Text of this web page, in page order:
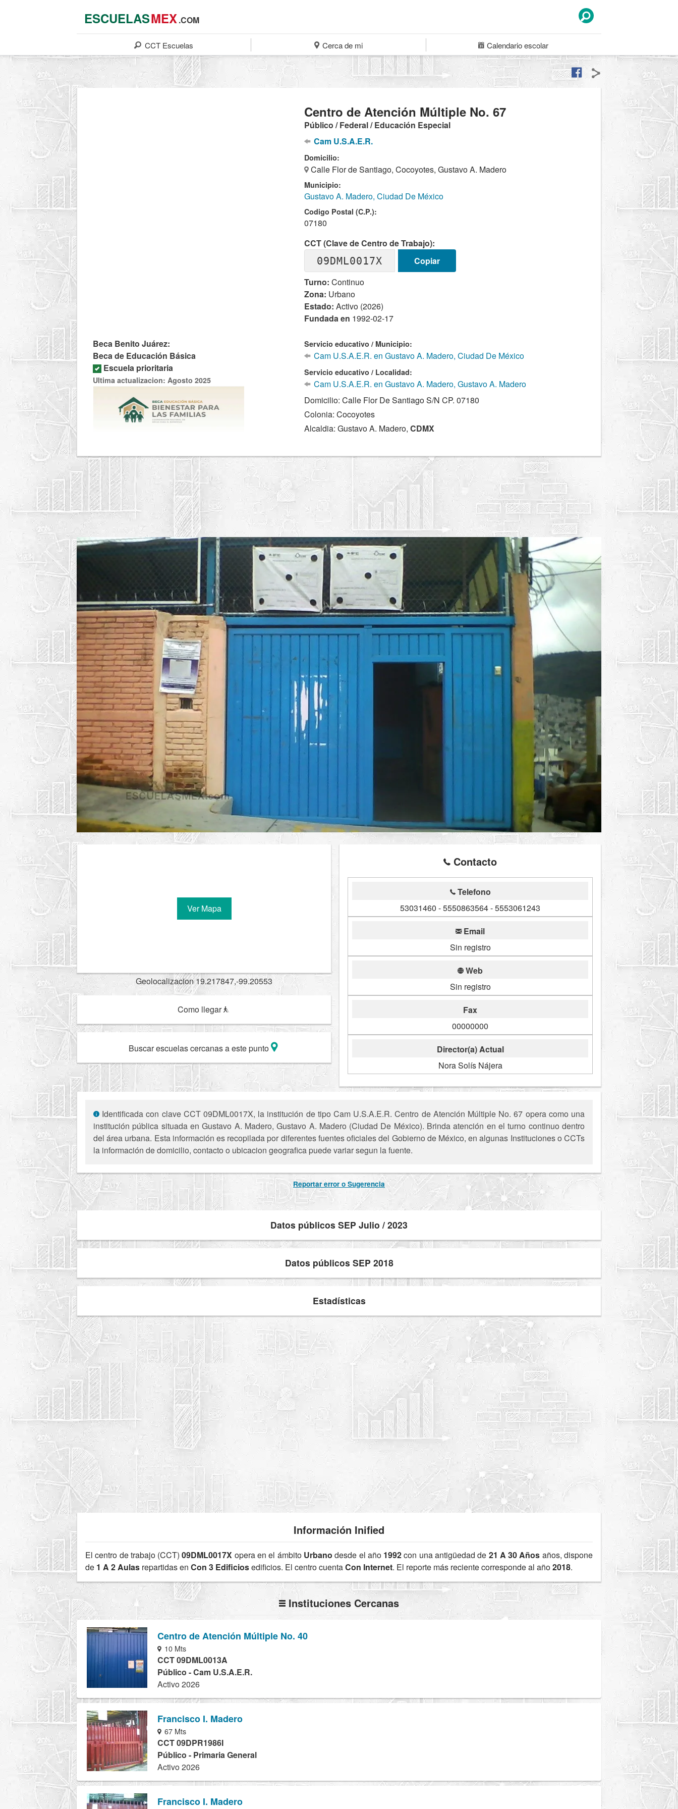
ESCUELASMEX.COM
CCT Escuelas Cerca de mi Calendarioescolar
Centro de Atención Múltiple No. 67
Público / Federal / Educación Especial
Cam U.S.A.E.R.
Domicilio:
Calle Flor de Santiago, Cocoyotes, Gustavo A. Madero
Municipio:
Gustavo A. Madero, Ciudad De México
Codigo Postal (C.P.):
07180
CCT (Clave de Centro de Trabajo):
09DML0017X
Copiar
Turno: Continuo
Zona: Urbano
Estado: Activo (2026)
Fundada en 1992-02-17
Beca Benito Juárez:
Beca de Educación Básica
Escuela prioritaria
Ultima actualizacion: Agosto 2025
Servicio educativo / Municipio:
Cam U.S.A.E.R. en Gustavo A. Madero, Ciudad De México
Servicio educativo / Localidad:
Cam U.S.A.E.R. en Gustavo A. Madero, Gustavo A. Madero
Domicilio: Calle Flor De Santiago S/N CP. 07180
Colonia: Cocoyotes
Alcaldia: Gustavo A. Madero,CDMX
Ver Mapa
Geolocalizacion 19.217847,-99.20553
Como llegar
Buscar escuelas cercanas a este punto
Contacto
Telefono
53031460 - 5550863564 - 5553061243
Email
Sin registro
Web
Sin registro
Fax
00000000
Director(a) Actual
Nora Solís Nájera
Identificada con clave CCT 09DML0017X, la institución de tipo Cam U.S.A.E.R. Centro de Atención Múltiple No. 67 opera como una
institución pública situada en Gustavo A. Madero, Gustavo A. Madero (Ciudad De México). Brinda atención en el turno continuo dentro
del área urbana. Esta información es recopilada por diferentes fuentes oficiales del Gobierno de México, en algunas Instituciones o CCTs
la información de domicilio, contacto o ubicacion geografica puede variar segun la fuente.
Reportar error o Sugerencia
Datos públicos SEP Julio / 2023
Datos públicos SEP 2018
Estadísticas
Información Inified
El centro de trabajo (CCT)09DML0017X opera en el ámbito Urbano desde el año 1992con una antigüedad de 21 A 30 Años años, dispone
de 1 A 2 Aulas repartidas en Con 3 Edificiosedificios. El centro cuentaCon Internet. El reporte más reciente corresponde al año2018.
Instituciones Cercanas
Centro de Atención Múltiple No. 40
10 Mts
CCT 09DML0013A
Público - Cam U.S.A.E.R.
Activo 2026
Francisco I. Madero
67 Mts
CCT 09DPR1986I
Público - Primaria General
Activo 2026
Francisco I. Madero